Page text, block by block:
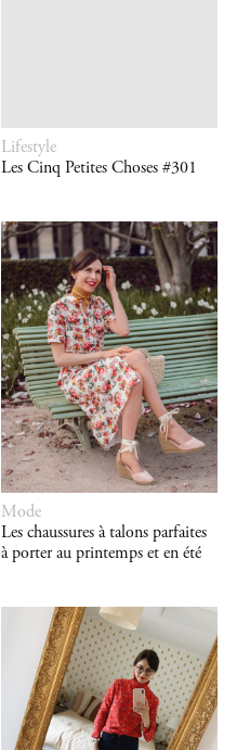
Lifestyle
Les Cinq Petites Choses #301
Mode
Les chaussures à talons parfaites
à porter au printemps et en été